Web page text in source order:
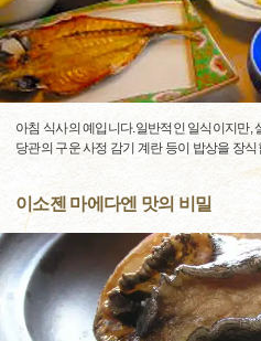
아침 식사의 예입니다.일반적인 일식이지만,
당관의 구운 사정 감기 계란 등이 밥상을 장식
이소젠 마에다엔 맛의 비밀